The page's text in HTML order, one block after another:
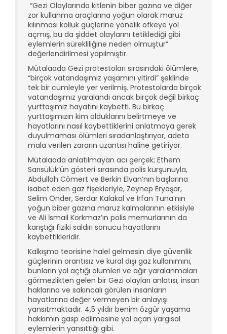
“Gezi Olaylarında kitlenin biber gazına ve diğer
zor kullanma araçlarına yoğun olarak maruz
kılınması kolluk güçlerine yönelik öfkeye yol
açmış, bu da şiddet olaylarını tetiklediği gibi
eylemlerin sürekliliğine neden olmuştur”
değerlendirilmesi yapılmıştır.
Mütalaada Gezi protestoları sırasındaki ölümlere,
“birçok vatandaşımız yaşamını yitirdi” şeklinde
tek bir cümleyle yer verilmiş. Protestolarda birçok
vatandaşımız yaralandı ancak birçok değil birkaç
yurttaşımız hayatını kaybetti. Bu birkaç
yurttaşımızın kim olduklarını belirtmeye ve
hayatlarını nasıl kaybettiklerini anlatmaya gerek
duyulmaması ölümleri sıradanlaştırıyor, adeta
mala verilen zararın uzantısı haline getiriyor.
Mütalaada anlatılmayan acı gerçek; Ethem
Sarısülük’ün gösteri sırasında polis kurşunuyla,
Abdullah Cömert ve Berkin Elvan’nın başlarına
isabet eden gaz fişekleriyle, Zeynep Eryaşar,
Selim Önder, Serdar Kalakal ve İrfan Tuna’nın
yoğun biber gazına maruz kalmalarının etkisiyle
ve Ali İsmail Korkmaz’ın polis memurlarının da
karıştığı fiziki saldırı sonucu hayatlarını
kaybettikleridir.
Kalkışma teorisine halel gelmesin diye güvenlik
güçlerinin orantısız ve kural dışı gaz kullanımını,
bunların yol açtığı ölümleri ve ağır yaralanmaları
görmezlikten gelen bir Gezi olayları anlatısı, insan
haklarına ve sakıncalı görülen insanların
hayatlarına değer vermeyen bir anlayışı
yansıtmaktadır. 4,5 yıldır benim özgür yaşama
hakkımın gasp edilmesine yol açan yargısal
eylemlerin yansıttığı gibi.